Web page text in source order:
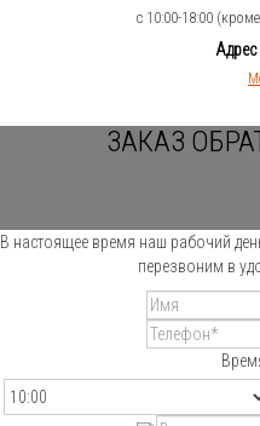
c 10:00-18:00
ЗАКАЗ
В настоящее время наш рабочий
перезвоним в